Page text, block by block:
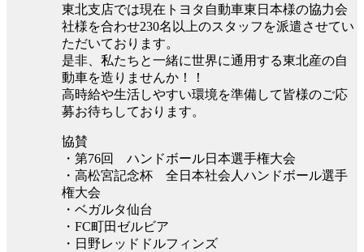
東北支店では現在トヨタ自動車東日本様の協力会
社様を合わせ230名以上のスタッフを派遣させてい
ただいております。
是非、私たちと一緒に世界に通用する東北産の自
動車を造りませんか！！
高時給や生活しやすい環境を準備して皆様のご応
募お待ちしております。
協賛
・第76回 ハンドボール日本選手権大会
・高松宮記念杯 全日本社会人ハンドボール選手
権大会
・ベガルタ仙台
・FC町田ゼルビア
・日野レッドドルフィンズ